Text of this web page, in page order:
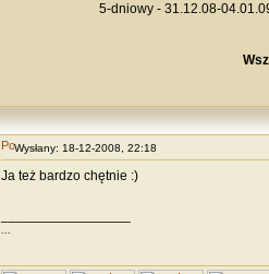
5-dniowy - 31.12.08-
Wysłany: 18-12-2008, 22:18
Ja też bardzo chętnie :)
...